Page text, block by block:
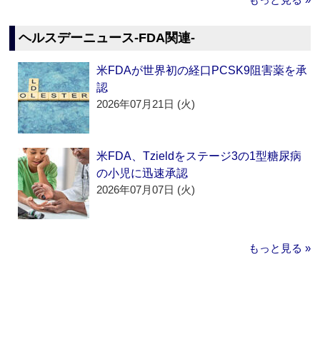
ヘルスデーニュース‐FDA関連‐
米FDAが世界初の経口PCSK9阻害薬を承
認
2026年07月21日 (火)
米FDA、Tzieldをステージ3の1型糖尿病
の小児に迅速承認
2026年07月07日 (火)
もっと見る »